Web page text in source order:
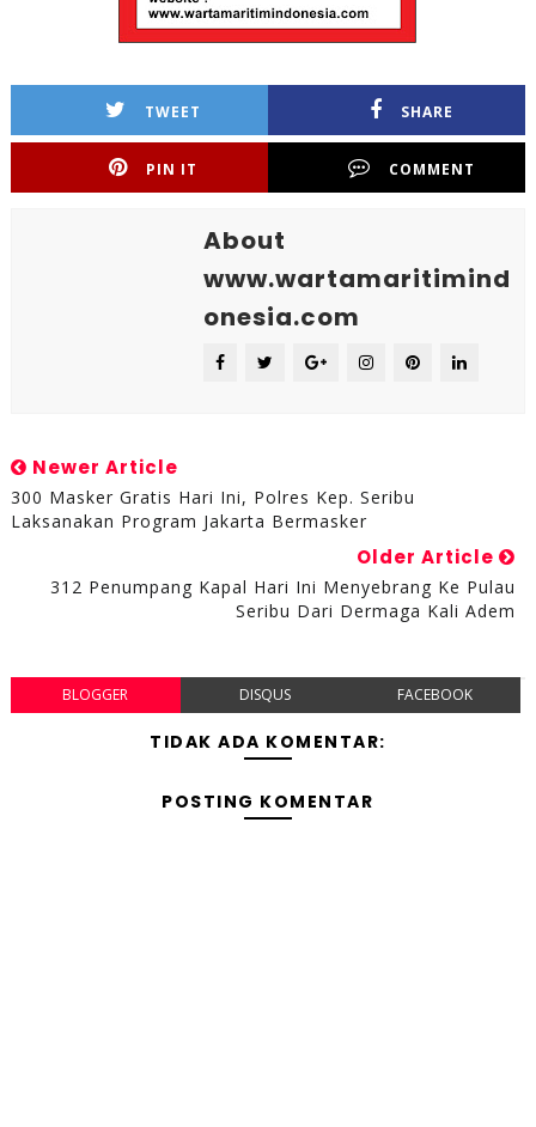
TWEET SHARE
PIN IT COMMENT
About
www.wartamaritimind
onesia.com
Newer Article
300 Masker Gratis Hari Ini, Polres Kep. Seribu
Laksanakan Program Jakarta Bermasker
Older Article
312 Penumpang Kapal Hari Ini Menyebrang Ke Pulau
Seribu Dari Dermaga Kali Adem
BLOGGER DISQUS FACEBOOK
TIDAK ADA KOMENTAR:
POSTING KOMENTAR